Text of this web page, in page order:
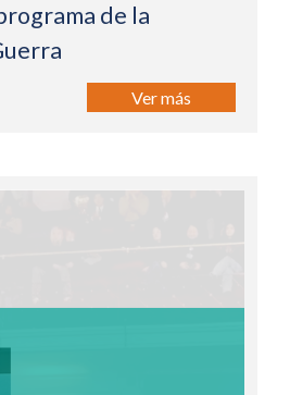
de la
Ver más